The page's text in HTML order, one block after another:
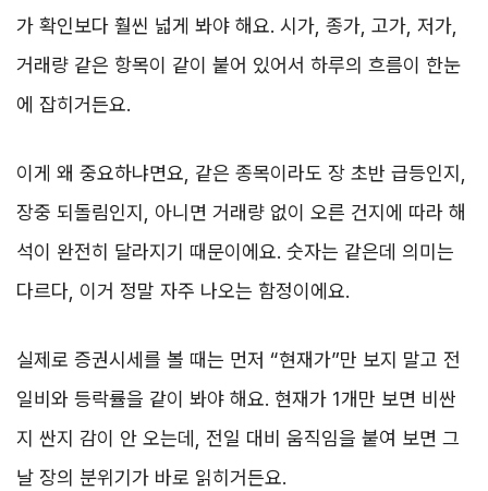
가 확인보다 훨씬 넓게 봐야 해요. 시가, 종가, 고가, 저가,
거래량 같은 항목이 같이 붙어 있어서 하루의 흐름이 한눈
에 잡히거든요.
이게 왜 중요하냐면요, 같은 종목이라도 장 초반 급등인지,
장중 되돌림인지, 아니면 거래량 없이 오른 건지에 따라 해
석이 완전히 달라지기 때문이에요. 숫자는 같은데 의미는
다르다, 이거 정말 자주 나오는 함정이에요.
실제로 증권시세를 볼 때는 먼저 “현재가”만 보지 말고 전
일비와 등락률을 같이 봐야 해요. 현재가 1개만 보면 비싼
지 싼지 감이 안 오는데, 전일 대비 움직임을 붙여 보면 그
날 장의 분위기가 바로 읽히거든요.